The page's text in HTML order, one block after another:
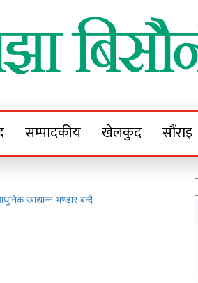
सम्पादकीय खेलकुद सौंराइ